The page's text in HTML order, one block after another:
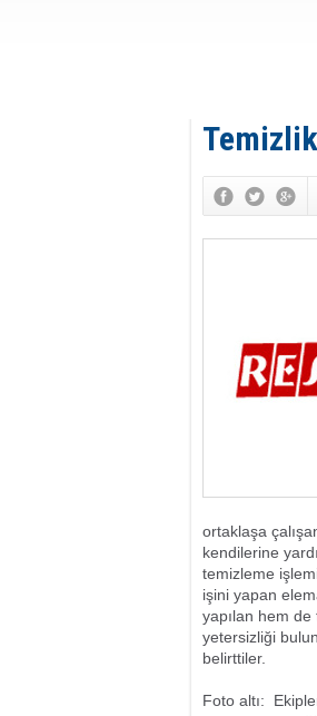
ortaklaşa
kendilerine
temizleme
işini yapan
yapılan hem
yetersizliği
belirttiler.
Foto altı: